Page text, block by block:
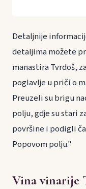
Detaljnije
detaljima možete
manastira Tvrdoš,
poglavlje u priči o
Preuzeli su brigu
polju, gdje su stari
površine i podigli
Popovom polju."
Vina vinarije